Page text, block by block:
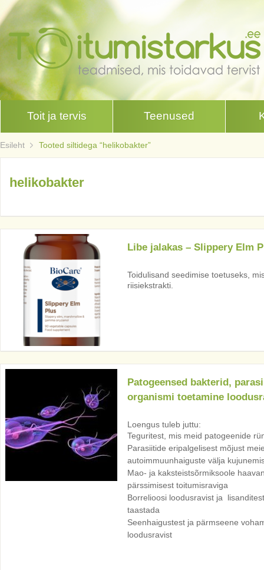
Toit ja tervis Teenused
Esileht Tooted siltidega “helikobakter”
helikobakter
Libe jalakas – Slippery Elm
Toidulisand seedimise toetuseks,
riisiekstrakti.
Patogeensed bakterid,
organismi toetamine
Loengus tuleb juttu:
Teguritest, mis meid patogeenide
Parasiitide eripalgelisest mõjust
autoimmuunhaiguste välja
Mao- ja kaksteistsõrmiksoole
pärssimisest toitumisraviga
Borrelioosi loodusravist ja
taastada
Seenhaigustest ja pärmseene
loodusravist